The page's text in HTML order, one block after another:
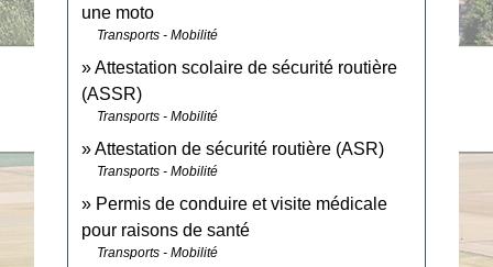
une moto
Transports - Mobilité
Attestation scolaire de sécurité routière
(ASSR)
Transports - Mobilité
Attestation de sécurité routière (ASR)
Transports - Mobilité
Permis de conduire et visite médicale
pour raisons de santé
Transports - Mobilité